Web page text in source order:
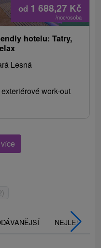
od 1 688,27 Kč
/noc/osoba
hotelu: Tatry,
Lesná
work-out
NEJLEVNĚJŠÍ